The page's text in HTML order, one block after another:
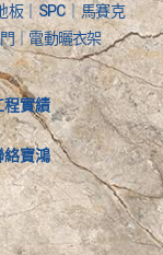
板｜SPC｜馬賽克
｜電動曬衣架
程實績
絡寶鴻